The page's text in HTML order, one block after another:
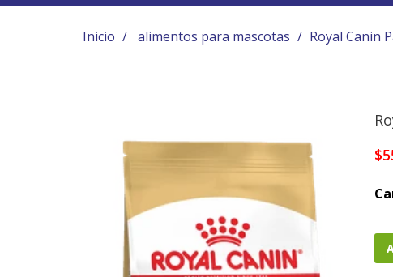
Inicio alimentos para mascotas Royal Canin